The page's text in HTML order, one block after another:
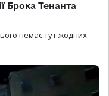
Брока Тенанта
немає тут жодних